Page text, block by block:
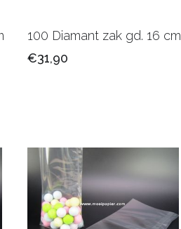
100 Diamant zak gd. 16 cm
€31,90